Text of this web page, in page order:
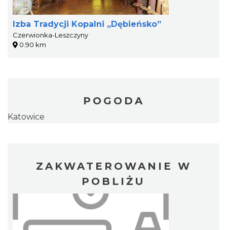
Izba Tradycji Kopalni „Dębieńsko”
Czerwionka-Leszczyny
0.90 km
POGODA
Katowice
ZAKWATEROWANIE W
POBLIŻU